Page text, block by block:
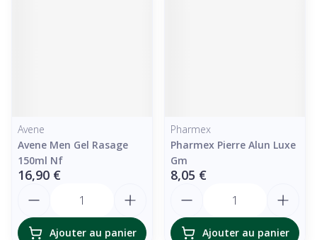
Avene
Avene Men Gel Rasage
150ml Nf
16,90 €
Ajouter au panier
Pharmex
Pharmex Pierre Alun Luxe
Gm
8,05 €
Ajouter au panier